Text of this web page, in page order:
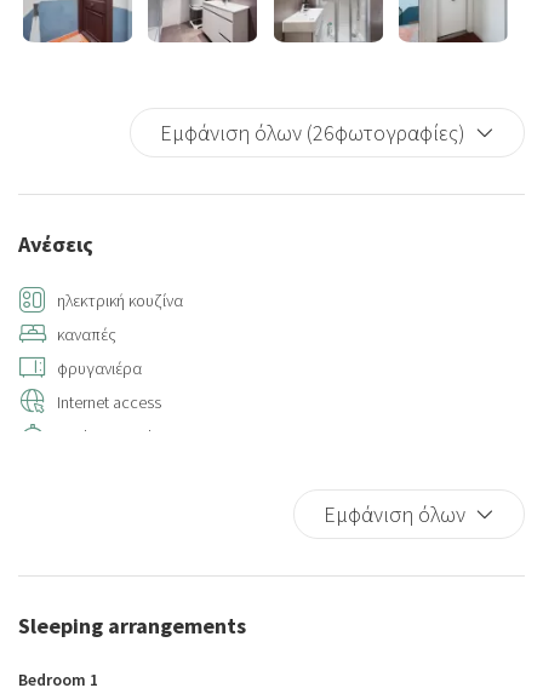
Εμφάνιση όλων (26φωτογραφίες)
Ανέσεις
ηλεκτρική κουζίνα
καναπές
φρυγανιέρα
Internet access
Kitchen supplies
Air conditioning
Multiple closets
Towels
Εμφάνιση όλων
Sleeping arrangements
Bedroom 1